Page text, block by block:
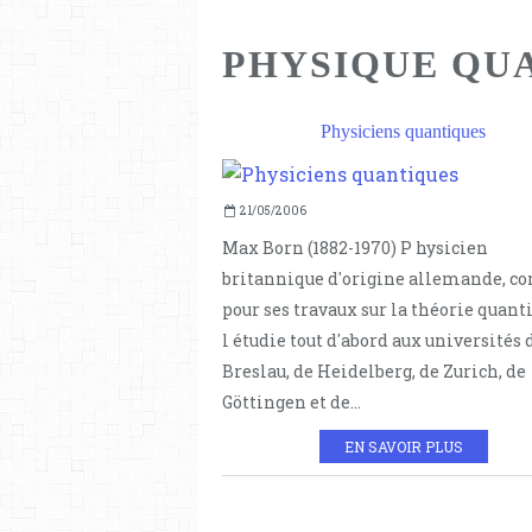
PHYSIQUE
Physiciens quantiques
21/05/2006
Max Born (1882-1970) P hysicien
britannique d'origine allemande,
pour ses travaux sur la théorie
l étudie tout d'abord aux universités
Breslau, de Heidelberg, de Zurich, de
Göttingen et de...
EN SAVOIR PLUS